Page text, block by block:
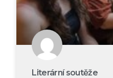
Literární soutěže